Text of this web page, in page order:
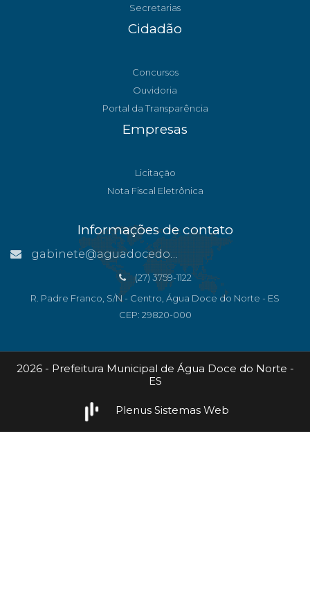
Secretarias
Cidadão
Concursos
Ouvidoria
Portal da Transparência
Empresas
Licitação
Nota Fiscal Eletrônica
Informações de contato
gabinete@aguadocedonorte.es.gov.br
(27) 3759-1122
R. Padre Franco, S/N - Centro, Água Doce do Norte - ES
CEP: 29820-000
2026 - Prefeitura Municipal de Água Doce do Norte -
ES
Plenus Sistemas Web